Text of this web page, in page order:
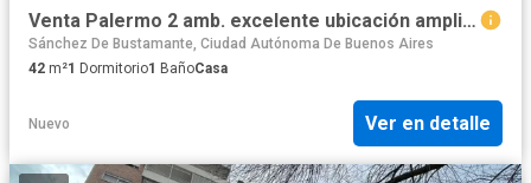
Venta Palermo 2 amb. excelente ubicación amplio balcón contrafrente toilette SUM parrilla
Sánchez De Bustamante, Ciudad Autónoma De Buenos Aires
42 m²1 Dormitorio1 BañoCasa
Nuevo Ver en detalle